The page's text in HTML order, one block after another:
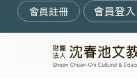
會員註冊 會員登入